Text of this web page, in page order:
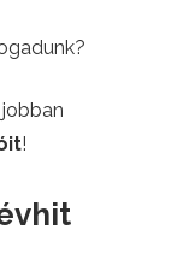
!